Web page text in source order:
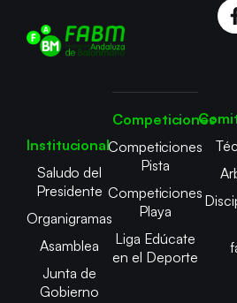
Institucional
Saludo del
Presidente
Organigramas
Asamblea
Junta de
Gobierno
Competiciones
Competiciones
Pista
Competiciones
Playa
Liga Edúcate
en el Deporte